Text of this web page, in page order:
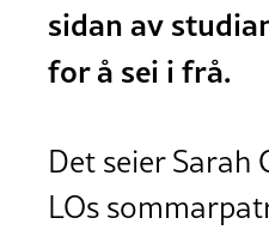
sidan av
for å sei i frå.
Det seier Sarah
LOs